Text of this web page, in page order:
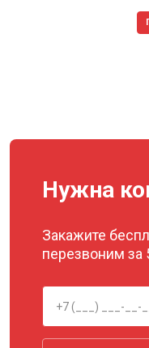
Нужна
Закажите
перезвоним за